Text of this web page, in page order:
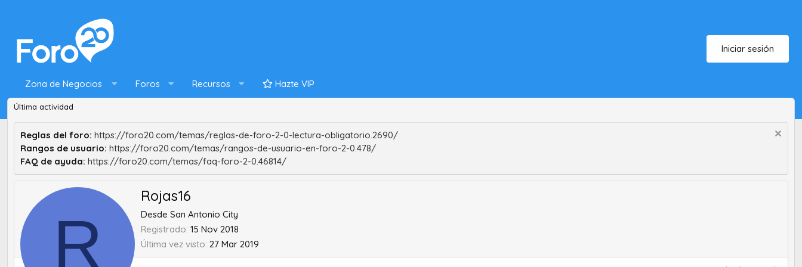
Iniciar sesión
Zona de Negocios Foros Recursos Hazte VIP
Última actividad
Reglas del foro: https://foro20.com/temas/reglas-de-foro-2-0-lectura-obligatorio.2690/
Rangos de usuario: https://foro20.com/temas/rangos-de-usuario-en-foro-2-0.478/
FAQ de ayuda: https://foro20.com/temas/faq-foro-2-0.46814/
R
Rojas16
Desde San Antonio City
Registrado 15 Nov 2018
Última vez visto 27 Mar 2019